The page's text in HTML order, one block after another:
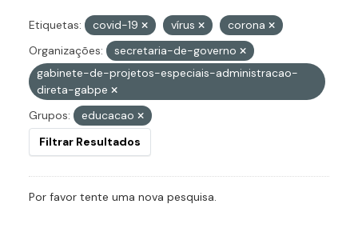
Etiquetas: covid-19 vírus
corona
Organizações:
secretaria-de-governo
gabinete-de-projetos-especiais-administracao-
direta-gabpe
Grupos:
educacao
Filtrar Resultados
Por favor tente uma nova pesquisa.